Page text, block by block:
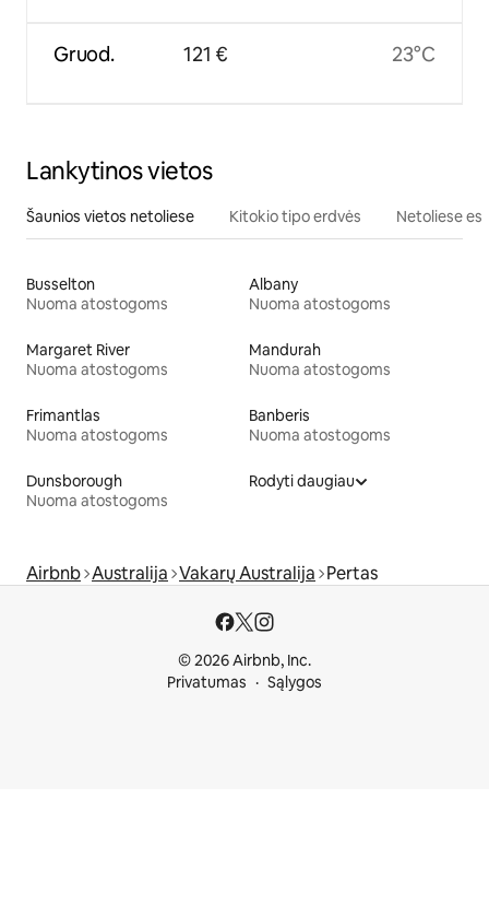
Gruod. 121 € 23°C
Lankytinos vietos
Šaunios vietos netoliese Kitokio tipo erdvės Netoliese
Busselton
Nuoma atostogoms
Albany
Nuoma atostogoms
Margaret River
Nuoma atostogoms
Mandurah
Nuoma atostogoms
Frimantlas
Nuoma atostogoms
Banberis
Nuoma atostogoms
Dunsborough
Nuoma atostogoms
Rodyti daugiau
Airbnb Australija Vakarų Australija Pertas
© 2026 Airbnb, Inc.
Privatumas
Sąlygos